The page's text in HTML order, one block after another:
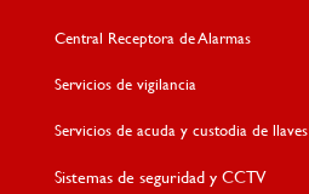
Central Receptora de Alarmas
Servicios de vigilancia
Servicios de acuda y custodia de llaves
Sistemas de seguridad y CCTV